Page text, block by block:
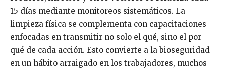
15 días mediante monitoreos sistemáticos. La
limpieza física se complementa con capacitaciones
enfocadas en transmitir no solo el qué, sino el por
qué de cada acción. Esto convierte a la bioseguridad
en un hábito arraigado en los trabajadores, muchos